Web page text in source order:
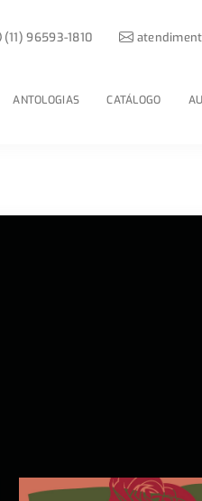
ANTOLOGIAS CATÁLOGO
(11) 96593-1810